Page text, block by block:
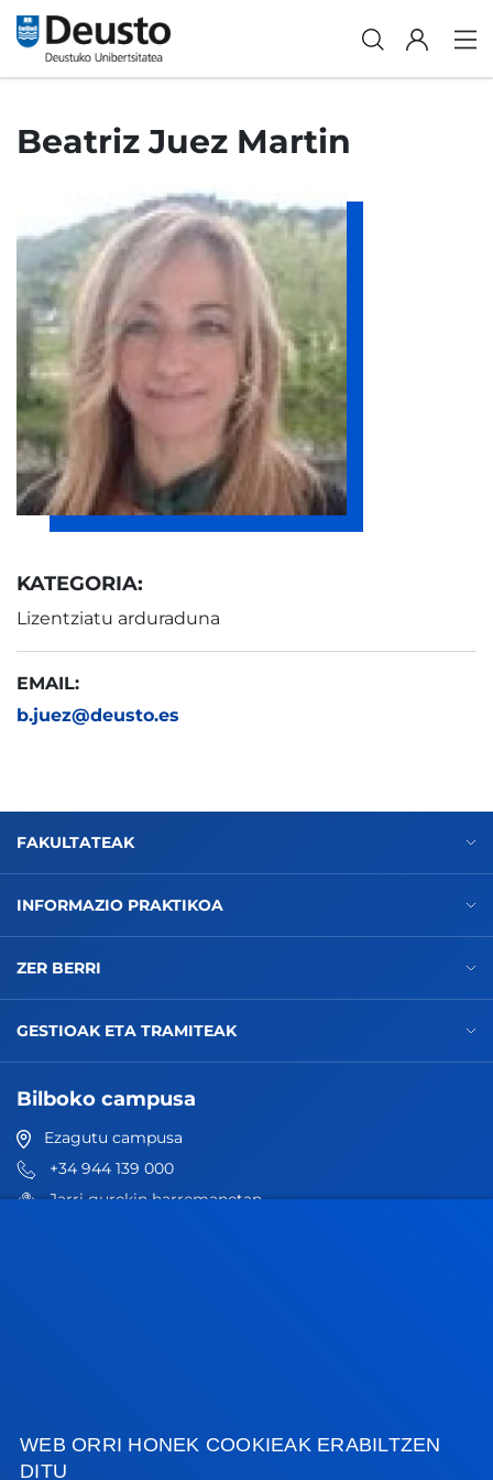
WEB ORRI HONEK COOKIEAK ERABILTZEN
DITU
Beatriz Juez Martin
KATEGORIA:
Lizentziatu arduraduna
EMAIL:
b.juez@deusto.es
FAKULTATEAK
INFORMAZIO PRAKTIKOA
ZER BERRI
GESTIOAK ETA TRAMITEAK
Bilboko campusa
Ezagutu campusa
+34 944 139 000
Jarri gurekin harremanetan
Ezagutu egoitza
+34 945 010 114